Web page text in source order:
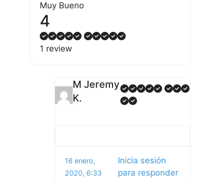
Muy Bueno
4
1 review
M Jeremy
K.
16 enero,
2020, 6:33
Inicia sesión
para responder